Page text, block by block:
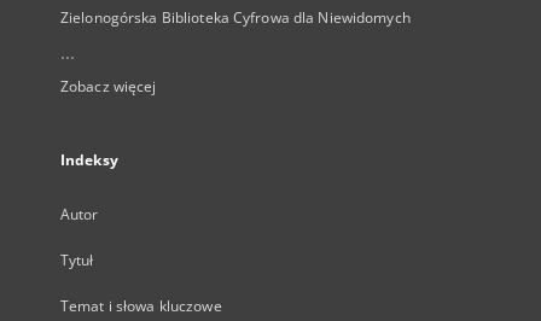
Zielonogórska Biblioteka Cyfrowa dla Niewidomych
...
Zobacz więcej
Indeksy
Autor
Tytuł
Temat i słowa kluczowe